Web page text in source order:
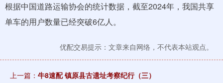
根据中国道路运输协会的统计数据，截至2024年，我国共享
单车的用户数量已经突破6亿人。
优配交易提示：文章来自网络，不代表本站观点。
上一篇： 牛8速配 镇原县古遗址考察纪行（三）